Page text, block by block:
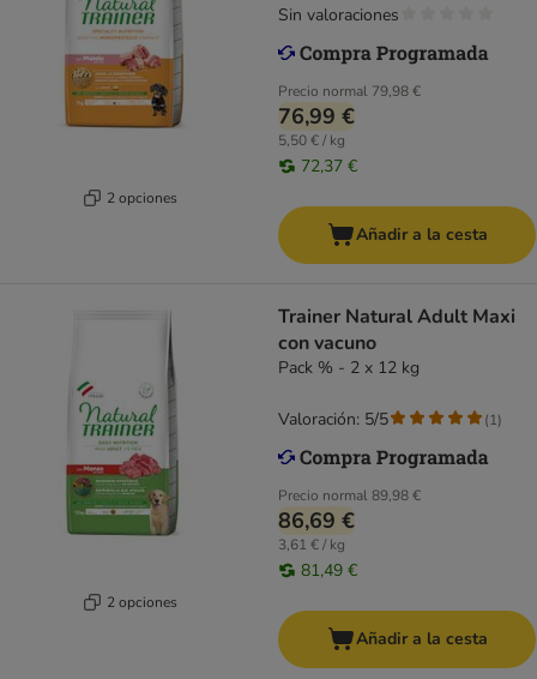
2 opciones
Precio normal 79,98 €
76,99 €
5,50 € / kg
72,37 €
Sin valoraciones
Añadir a la cesta
2 opciones
Trainer Natural Adult Maxi
con vacuno
Pack % - 2 x 12 kg
Precio normal89,98 €
86,69 €
3,61 € / kg
81,49 €
Valoración: 5/5 (1)
Añadir a la cesta